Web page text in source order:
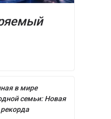
в мире
семьи: Новая
рекорда